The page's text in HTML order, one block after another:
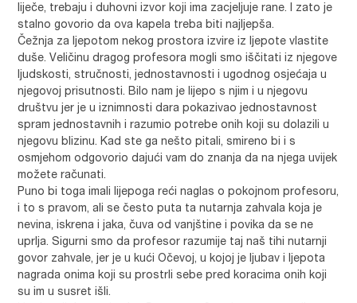
liječe, trebaju i duhovni izvor koji ima zacjeljuje rane. I zato je
stalno govorio da ova kapela treba biti najljepša.
Čežnja za ljepotom nekog prostora izvire iz ljepote vlastite
duše. Veličinu dragog profesora mogli smo iščitati iz njegove
ljudskosti, stručnosti, jednostavnosti i ugodnog osjećaja u
njegovoj prisutnosti. Bilo nam je lijepo s njim i u njegovu
društvu jer je u iznimnosti dara pokazivao jednostavnost
spram jednostavnih i razumio potrebe onih koji su dolazili u
njegovu blizinu. Kad ste ga nešto pitali, smireno bi i s
osmjehom odgovorio dajući vam do znanja da na njega uvijek
možete računati.
Puno bi toga imali lijepoga reći naglas o pokojnom profesoru,
i to s pravom, ali se često puta ta nutarnja zahvala koja je
nevina, iskrena i jaka, čuva od vanjštine i povika da se ne
uprlja. Sigurni smo da profesor razumije taj naš tihi nutarnji
govor zahvale, jer je u kući Očevoj, u kojoj je ljubav i ljepota
nagrada onima koji su prostrli sebe pred koracima onih koji
su im u susret išli.